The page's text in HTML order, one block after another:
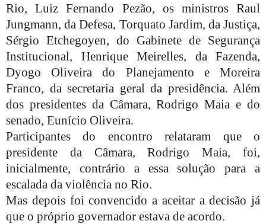
Rio, Luiz Fernando Pezão, os ministros Raul
Jungmann, da Defesa, Torquato Jardim, da Justiça,
Sérgio Etchegoyen, do Gabinete de Segurança
Institucional, Henrique Meirelles, da Fazenda,
Dyogo Oliveira do Planejamento e Moreira
Franco, da secretaria geral da presidência. Além
dos presidentes da Câmara, Rodrigo Maia e do
senado, Eunício Oliveira.
Participantes do encontro relataram que o
presidente da Câmara, Rodrigo Maia, foi,
inicialmente, contrário a essa solução para a
escalada da violência no Rio.
Mas depois foi convencido a aceitar a decisão já
que o próprio governador estava de acordo.